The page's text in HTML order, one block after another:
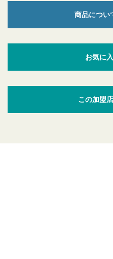
商品につい
お気に
この加盟